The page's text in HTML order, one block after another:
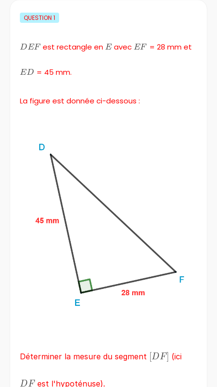
QUESTION 1
DEF
DEF est rectangle enE
E avecEF
EF = 28 mm et
ED
ED = 45 mm.
La figure est donnée ci-dessous :
Déterminer la mesure du segment \left[DF\right]
DF] (ici
DF
DF est l'hypoténuse).